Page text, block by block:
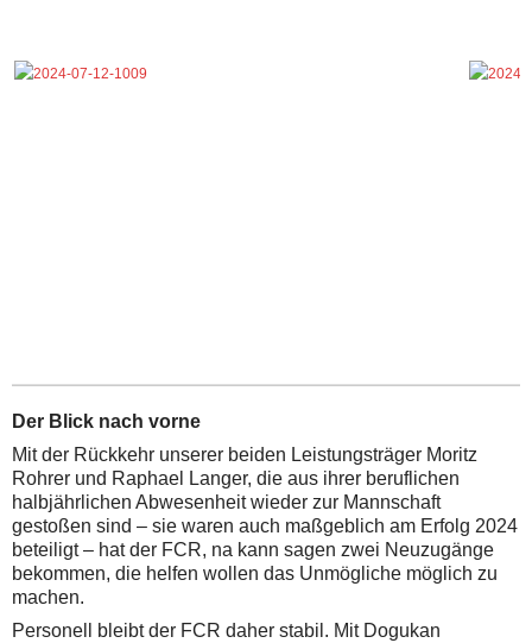
Der Blick nach vorne
Mit der Rückkehr unserer beiden Leistungsträger Moritz
Rohrer und Raphael Langer, die aus ihrer beruflichen
halbjährlichen Abwesenheit wieder zur Mannschaft
gestoßen sind – sie waren auch maßgeblich am Erfolg 2024
beteiligt – hat der FCR, na kann sagen zwei Neuzugänge
bekommen, die helfen wollen das Unmögliche möglich zu
machen.
Personell bleibt der FCR daher stabil. Mit Dogukan